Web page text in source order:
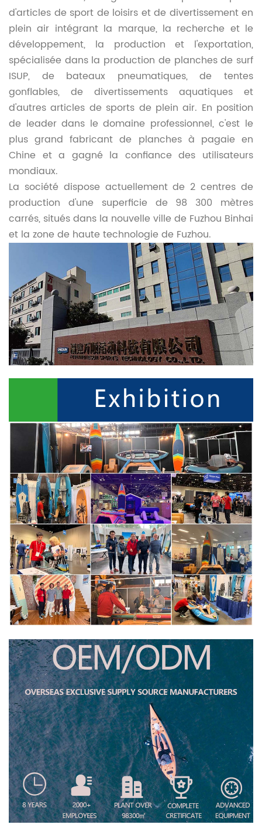
d'articles de sport de loisirs et de divertissement en
plein air intégrant la marque, la recherche et le
développement, la production et l'exportation,
spécialisée dans la production de planches de surf
ISUP, de bateaux pneumatiques, de tentes
gonflables, de divertissements aquatiques et
d'autres articles de sports de plein air. En position
de leader dans le domaine professionnel, c'est le
plus grand fabricant de planches à pagaie en
Chine et a gagné la confiance des utilisateurs
mondiaux.
La société dispose actuellement de 2 centres de
production d'une superficie de 98 300 mètres
carrés, situés dans la nouvelle ville de Fuzhou Binhai
et la zone de haute technologie de Fuzhou.